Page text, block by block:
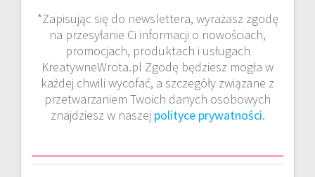
*Zapisując się do newslettera, wyrażasz zgodę
na przesyłanie Ci informacji o nowościach,
promocjach, produktach i usługach
KreatywneWrota.pl Zgodę będziesz mogła w
każdej chwili wycofać, a szczegóły związane z
przetwarzaniem Twoich danych osobowych
znajdziesz w naszej polityce prywatności.